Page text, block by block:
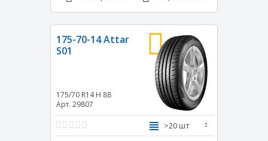
175-70-14 Attar
S01
175/70 R14 H 88
Арт. 29807
>20 шт